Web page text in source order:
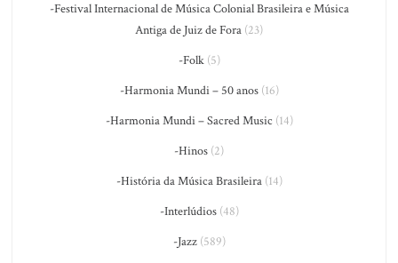
-Festival Internacional de Música Colonial Brasileira e Música
Antiga de Juiz de Fora (23)
-Folk(5)
-Harmonia Mundi – 50 anos(16)
-Harmonia Mundi – Sacred Music (14)
-Hinos (2)
-História da Música Brasileira(14)
-Interlúdios(48)
-Jazz(589)